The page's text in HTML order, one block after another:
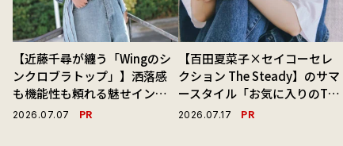
【近藤千尋が纏う「Wingのシ
ンクロブラトップ」】洒落感
も機能性も頼れる魅せインナ
ーで毎日を心地よくアプデ！
2026.07.07 PR
【百田夏菜子×セイコーセレ
クション The Steady】のサマ
ースタイル「お気に入りのTシ
ャツと最高の時計と。」
2026.07.17 PR